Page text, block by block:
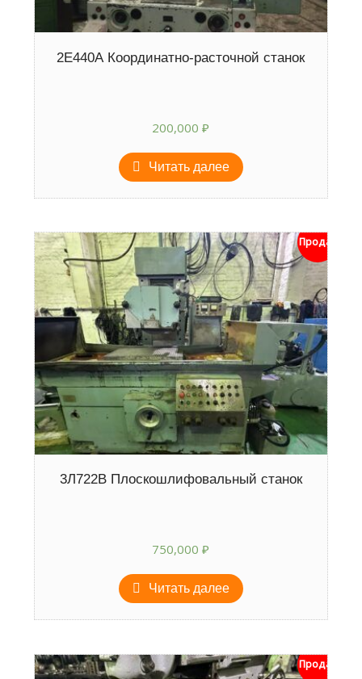
2Е440А Координатно-расточной станок
200,000₽
Читать далее
Продан
3Л722В Плоскошлифовальный станок
750,000₽
Читать далее
Продан